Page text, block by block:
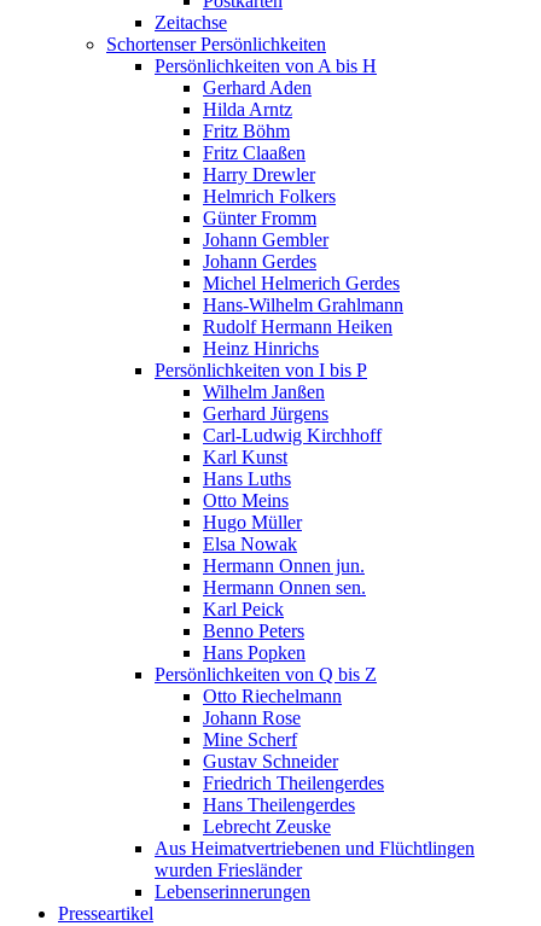
Zeitachse
Schortenser Persönlichkeiten
Persönlichkeiten von A bis H
Gerhard Aden
Hilda Arntz
Fritz Böhm
Fritz Claaßen
Harry Drewler
Helmrich Folkers
Günter Fromm
Johann Gembler
Johann Gerdes
Michel Helmerich Gerdes
Hans-Wilhelm Grahlmann
Rudolf Hermann Heiken
Heinz Hinrichs
Persönlichkeiten von I bis P
Wilhelm Janßen
Gerhard Jürgens
Carl-Ludwig Kirchhoff
Karl Kunst
Hans Luths
Otto Meins
Hugo Müller
Elsa Nowak
Hermann Onnen jun.
Hermann Onnen sen.
Karl Peick
Benno Peters
Hans Popken
Persönlichkeiten von Q bis Z
Otto Riechelmann
Johann Rose
Mine Scherf
Gustav Schneider
Friedrich Theilengerdes
Hans Theilengerdes
Lebrecht Zeuske
Aus Heimatvertriebenen und Flüchtlingen
wurden Friesländer
Lebenserinnerungen
Presseartikel